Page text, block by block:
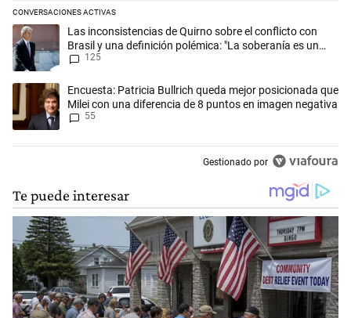
CONVERSACIONES ACTIVAS
Este listado muestra los artículos con más comentarios en los
Un artículo de tendencia con el título "Las inconsistencias de Quirno
Las inconsistencias de Quirno sobre el conflicto con
Brasil y una definición polémica: "La soberanía es un
concepto antiguo"
125
Un artículo de tendencia con el título "Encuesta: Patricia Bullrich
Encuesta: Patricia Bullrich queda mejor posicionada que
Milei con una diferencia de 8 puntos en imagen negativa
55
Gestionado por